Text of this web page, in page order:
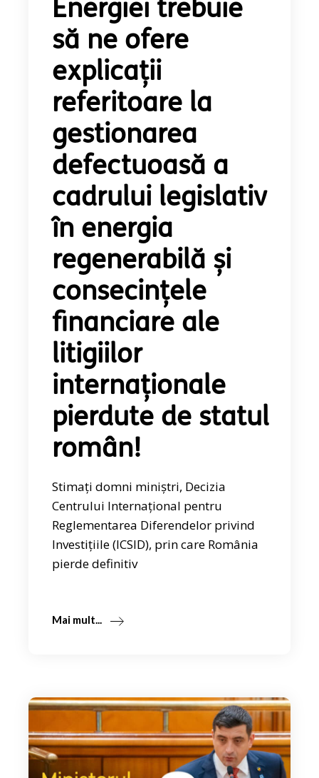
Energiei trebuie
să ne ofere
explicații
referitoare la
gestionarea
defectuoasă a
cadrului legislativ
în energia
regenerabilă și
consecințele
financiare ale
litigiilor
internaționale
pierdute de statul
român!
Stimați domni miniștri, Decizia
Centrului Internațional pentru
Reglementarea Diferendelor privind
Investițiile (ICSID), prin care România
pierde definitiv
Mai mult...